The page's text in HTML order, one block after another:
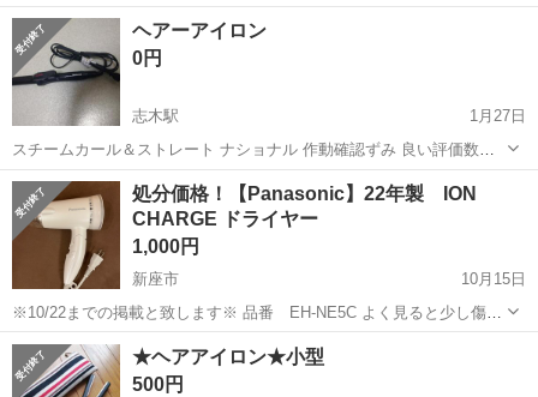
受け渡しは新座市栗原です。 近くならバイクか自転車で持っていけま
す。 よろしくお願いします。
埼玉 新座市 ひばりヶ丘駅
ヘアーアイロン
0円
志木駅
1月27日
スチームカール＆ストレート ナショナル 作動確認ずみ 良い評価数で
厳選致します 普通、悪い評価1つでもある方はご遠慮下さい
埼玉 新座市 志木駅 美容家電 スチーム
処分価格！【Panasonic】22年製 ION
CHARGE ドライヤー
1,000円
新座市
10月15日
※10/22までの掲載と致します※ 品番 EH-NE5C よく見ると少し傷は
ありますが、機能には問題ありません。
埼玉 新座市 美容家電 ION
★ヘアアイロン★小型
500円